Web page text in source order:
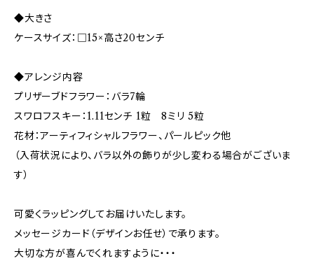
◆大きさ
ケースサイズ：□15×高さ20センチ
◆アレンジ内容
プリザーブドフラワー：バラ7輪
スワロフスキー：1.11センチ 1粒 8ミリ 5粒
花材：アーティフィシャルフラワー、パールピック他
（入荷状況により、バラ以外の飾りが少し変わる場合がございま
す）
可愛くラッピングしてお届けいたします。
メッセージカード（デザインお任せ）で承ります。
大切な方が喜んでくれますように・・・